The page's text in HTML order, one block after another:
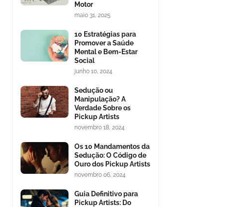
Motor
maio 31, 2025
10 Estratégias para
Promover a Saúde
Mental e Bem-Estar
Social
junho 10, 2024
Sedução ou
Manipulação? A
Verdade Sobre os
Pickup Artists
novembro 18, 2024
Os 10 Mandamentos da
Sedução: O Código de
Ouro dos Pickup Artists
novembro 06, 2024
Guia Definitivo para
Pickup Artists: Do